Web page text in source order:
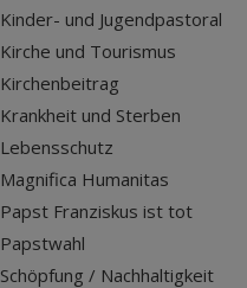
Kinder- und Jugendpastoral
Kirche und Tourismus
Kirchenbeitrag
Krankheit und Sterben
Lebensschutz
Magnifica Humanitas
Papst Franziskus ist tot
Papstwahl
Schöpfung / Nachhaltigkeit